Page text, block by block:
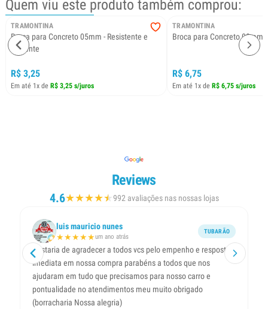
Quem viu este produto também comprou:
TRAMONTINA
Broca para Concreto 05mm - Resistente e
eficiente
R$ 3,25
Em até 1x de R$ 3,25 s/juros
TRAMONTINA
Broca para Concreto 08mm
R$ 6,75
Em até 1x de R$ 6,75 s/juros
Reviews
4.6★★★★★
★992 avaliações nas nossas lojas
luis mauricio nunes
★★★★★um ano atrás
TUBARÃO
Gostaria de agradecer a todos vcs pelo empenho e resposta
imediata em nossa compra parabéns a todos que nos
ajudaram em tudo que precisamos para nosso carro e
pontualidade no atendimentos meu muito obrigado
(borracharia Nossa alegria)